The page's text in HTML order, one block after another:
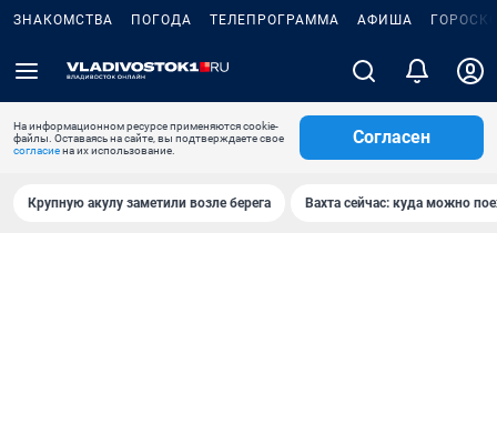
ЗНАКОМСТВА ПОГОДА ТЕЛЕПРОГРАММА АФИША
На информационном ресурсе применяются cookie-
файлы. Оставаясь на сайте, вы подтверждаете свое
согласиена их использование.
Согласен
Крупную акулу заметили возле берега Вахта сейчас: куда можно